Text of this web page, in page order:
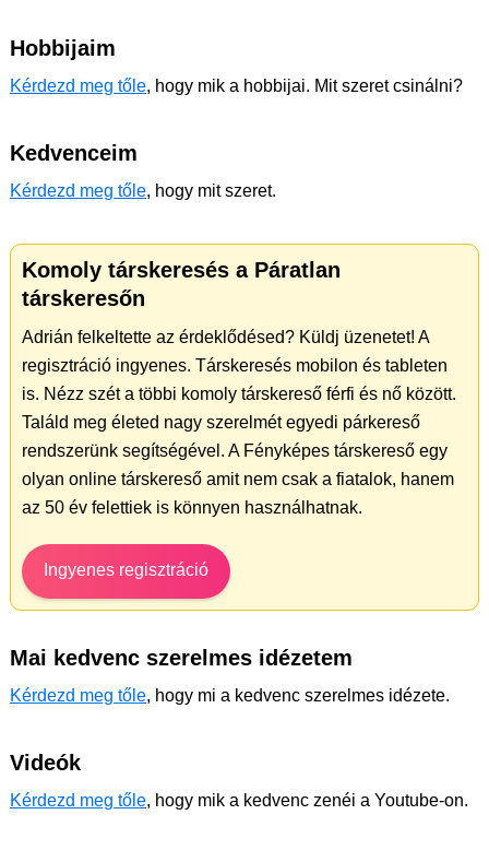
Hobbijaim
Kérdezd meg tőle, hogy mik a hobbijai. Mit szeret csinálni?
Kedvenceim
Kérdezd meg tőle, hogy mit szeret.
Komoly társkeresés a Páratlan
társkeresőn
Adrián felkeltette az érdeklődésed? Küldj üzenetet! A
regisztráció ingyenes. Társkeresés mobilon és tableten
is. Nézz szét a többi komoly társkereső férfi és nő között.
Találd meg életed nagy szerelmét egyedi párkereső
rendszerünk segítségével. A Fényképes társkereső egy
olyan online társkereső amit nem csak a fiatalok, hanem
az 50 év felettiek is könnyen használhatnak.
Ingyenes regisztráció
Mai kedvenc szerelmes idézetem
Kérdezd meg tőle, hogy mi a kedvenc szerelmes idézete.
Videók
Kérdezd meg tőle, hogy mik a kedvenc zenéi a Youtube-on.